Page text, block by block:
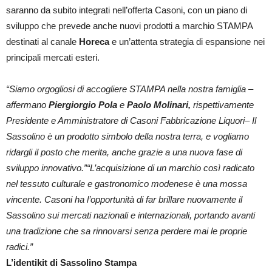
saranno da subito integrati nell’offerta Casoni, con un piano di
sviluppo che prevede anche nuovi prodotti a marchio STAMPA
destinati al canale Horecae un’attenta strategia di espansione nei
principali mercati esteri.
“Siamo orgogliosi di accogliere STAMPA nella nostra famiglia –
affermano Piergiorgio Pola e Paolo Molinari, rispettivamente
Presidente e Amministratore di Casoni Fabbricazione Liquori– Il
Sassolino è un prodotto simbolo della nostra terra, e vogliamo
ridargli il posto che merita, anche grazie a una nuova fase di
sviluppo innovativo.”“L’acquisizione di un marchio così radicato
nel tessuto culturale e gastronomico modenese è una mossa
vincente. Casoni ha l’opportunità di far brillare nuovamente il
Sassolino sui mercati nazionali e internazionali, portando avanti
una tradizione che sa rinnovarsi senza perdere mai le proprie
radici.”
L’identikit di Sassolino Stampa